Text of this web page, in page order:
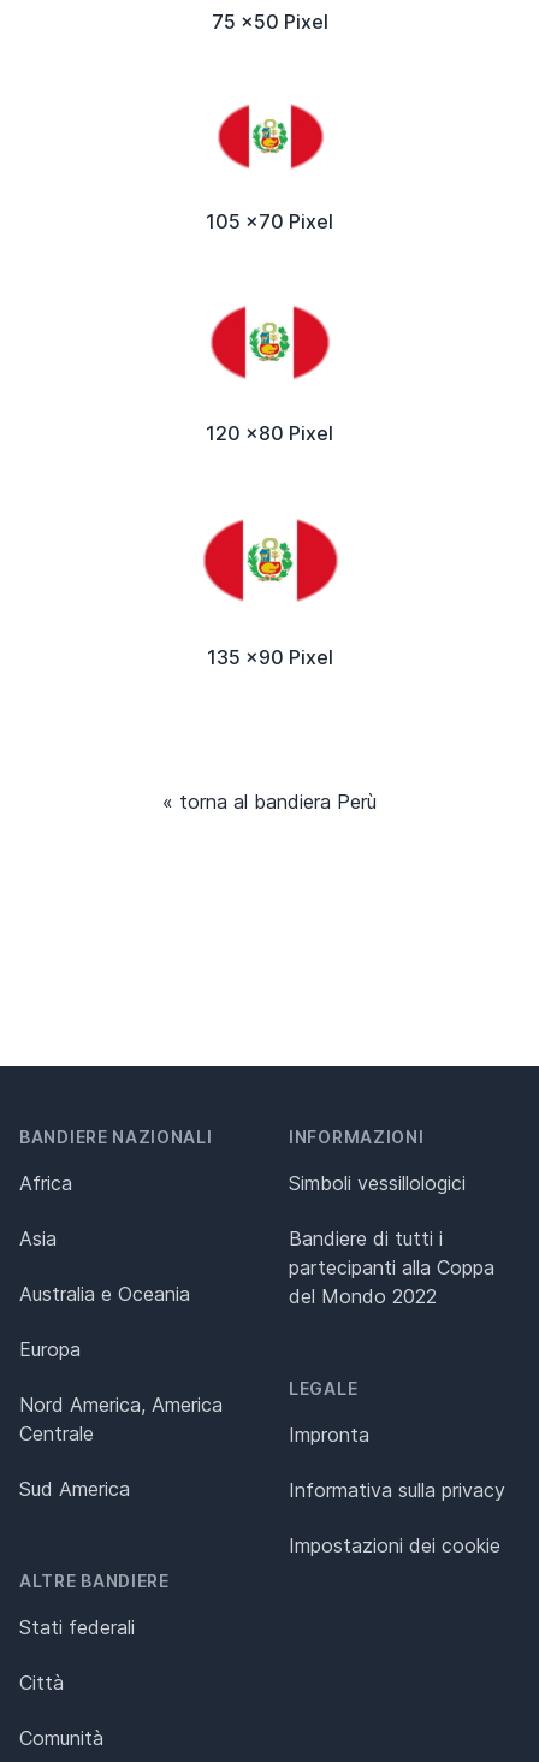
75 x50 Pixel
105 x70 Pixel
120 x80 Pixel
135 x90 Pixel
« torna al bandiera Perù
BANDIERE NAZIONALI
Africa
Asia
Australia e Oceania
Europa
Nord America, America
Centrale
Sud America
ALTRE BANDIERE
Stati federali
Città
Comunità
INFORMAZIONI
Simboli vessillologici
Bandiere di tutti i
partecipanti alla Coppa
del Mondo 2022
LEGALE
Impronta
Informativa sulla privacy
Impostazioni dei cookie